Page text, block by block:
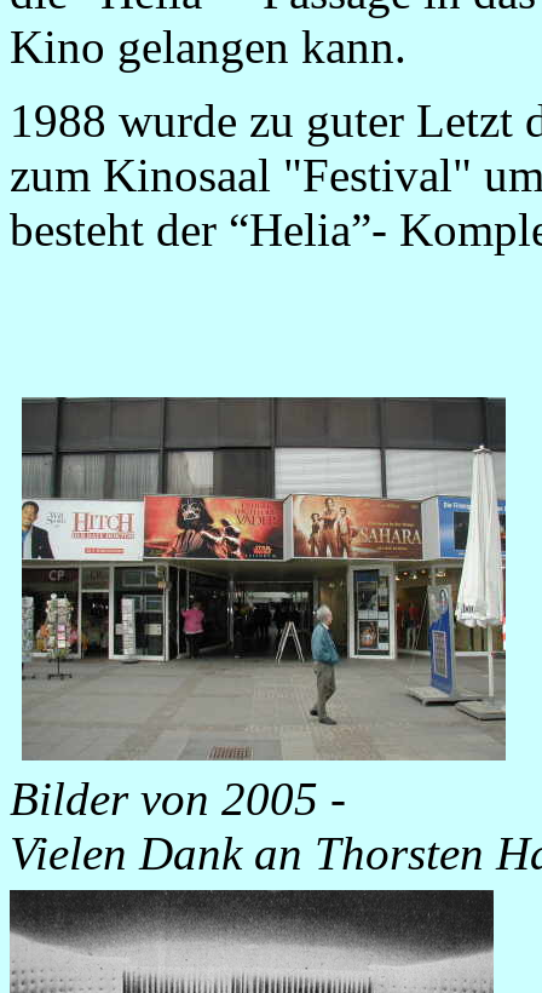
Kino gelangen kann.
1988 wurde zu guter Letzt
zum Kinosaal "Festival"
besteht der “Helia”-
Bilder von 2005 -
Vielen Dank an Thorsten